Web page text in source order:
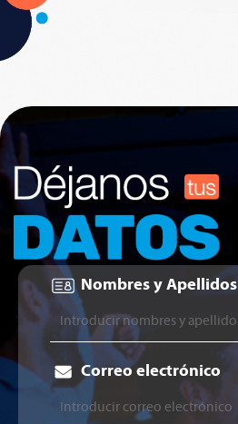
Nombres y Apellidos
Correo electrónico